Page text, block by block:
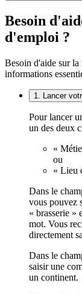
Besoin
d'emploi ?
Besoin d'aide sur
informations
1. Lancer
Pour lancer
un des deux
«
ou
« Lieu
Dans le
vous pouvez
« brasserie »
mot. Vous
directement
Dans le
saisir une
un continent.